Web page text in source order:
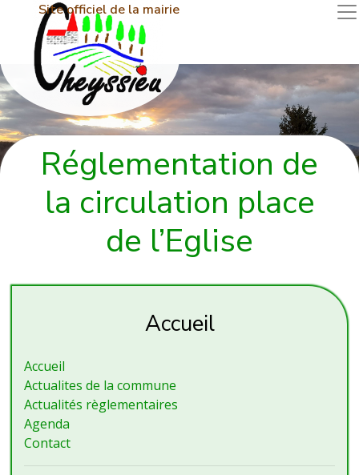
Site officiel de la mairie
Réglementation de
la circulation place
de l’Eglise
Accueil
Accueil
Actualites de la commune
Actualités règlementaires
Agenda
Contact